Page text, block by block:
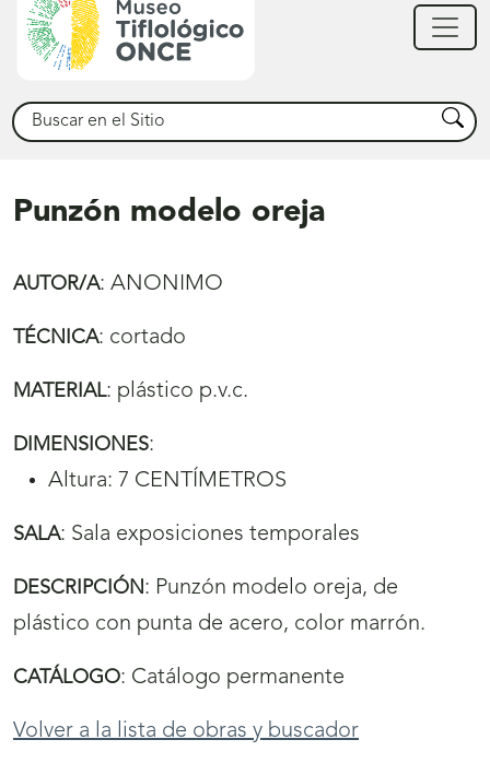
Buscar Buscar
Punzón modelo oreja
AUTOR/A: ANONIMO
TÉCNICA: cortado
MATERIAL: plástico p.v.c.
DIMENSIONES:
Altura: 7 CENTÍMETROS
SALA: Sala exposiciones temporales
DESCRIPCIÓN: Punzón modelo oreja, de
plástico con punta de acero, color marrón.
CATÁLOGO: Catálogo permanente
Volver a la lista de obras y buscador